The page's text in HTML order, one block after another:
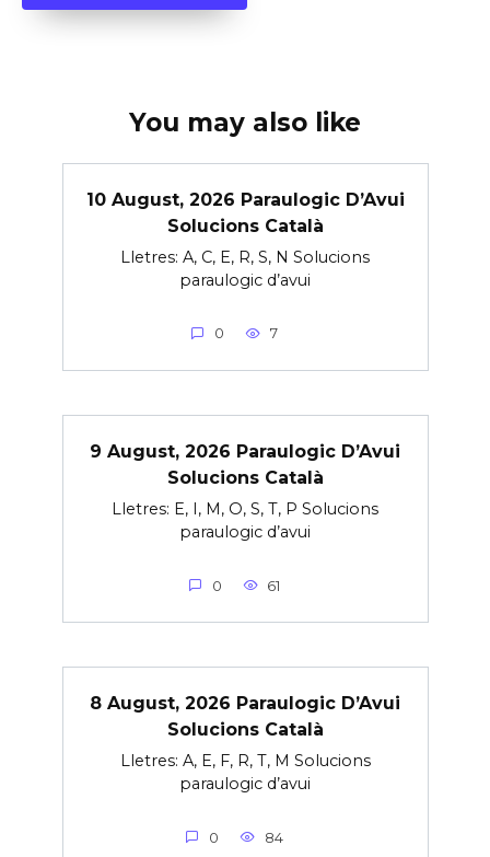
You may also like
10 August, 2026 Paraulogic D’Avui
Solucions Català
Lletres: A, C, E, R, S, N Solucions
paraulogic d’avui
0 7
9 August, 2026 Paraulogic D’Avui
Solucions Català
Lletres: E, I, M, O, S, T, P Solucions
paraulogic d’avui
0 61
8 August, 2026 Paraulogic D’Avui
Solucions Català
Lletres: A, E, F, R, T, M Solucions
paraulogic d’avui
0 84